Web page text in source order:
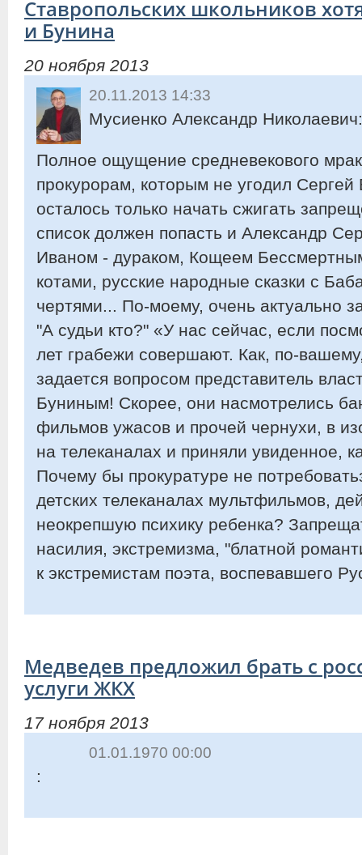
Ставропольских школьников
и Бунина
20 ноября 2013
20.11.2013 14:33
Мусиенко Александр Николаевич:
Полное ощущение средневекового
прокурорам, которым не угодил
осталось только начать сжигать
список должен попасть и Александр
Иваном - дураком, Кощеем
котами, русские народные сказки с
чертями... По-моему, очень актуально
"А судьи кто?" «У нас сейчас, если
лет грабежи совершают. Как, по-
задается вопросом представитель
Буниным! Скорее, они насмотрелись
фильмов ужасов и прочей чернухи, в
на телеканалах и приняли увиденное,
Почему бы прокуратуре не
детских телеканалах мультфильмов,
неокрепшую психику ребенка?
насилия, экстремизма, "блатной
к экстремистам поэта, воспевавшего
Медведев предложил брать с
услуги ЖКХ
17 ноября 2013
01.01.1970 00:00
: